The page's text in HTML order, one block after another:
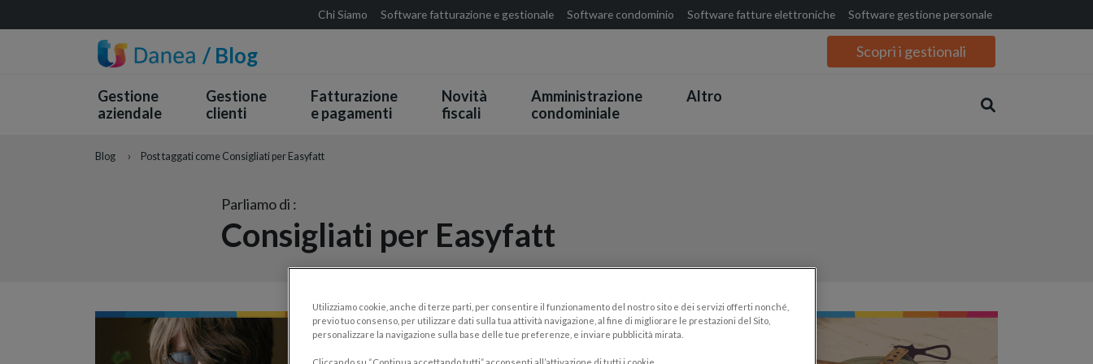
Chi Siamo Software fatturazione e gestionale Software condominio Software fatture elettroniche Software gestione personale
/ Blog Scopri i gestionali
Gestione
aziendale
Gestione
clienti
Fatturazione
e pagamenti
Novità
fiscali
Amministrazione
condominiale
Altro
Blog › Post taggati come Consigliati per Easyfatt
Parliamo di :
Consigliati per Easyfatt
Utilizziamo cookie, anche di terze parti, per consentire il funzionamento del nostro sito e dei servizi offerti nonché,
previo tuo consenso, per utilizzare dati sulla tua attività navigazione, al fine di migliorare le prestazioni del Sito,
personalizzare la navigazione sulla base delle tue preferenze, e inviare pubblicità mirata.
Cliccando su “Continua accettando tutti” acconsenti all’attivazione di tutti i cookie.